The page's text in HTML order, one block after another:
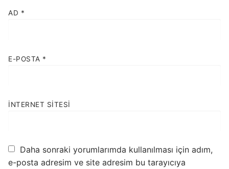
AD *
E-POSTA *
İNTERNET SITESI
Daha sonraki yorumlarımda kullanılması için adım,
e-posta adresim ve site adresim bu tarayıcıya